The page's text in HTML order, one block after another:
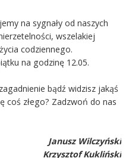
na sygnały od naszych
wszelakiej
codziennego.
na godzinę 12.05.
bądź widzisz jakąś
coś złego? Zadzwoń do nas
Janusz Wilczyński
Krzysztof Kukliński